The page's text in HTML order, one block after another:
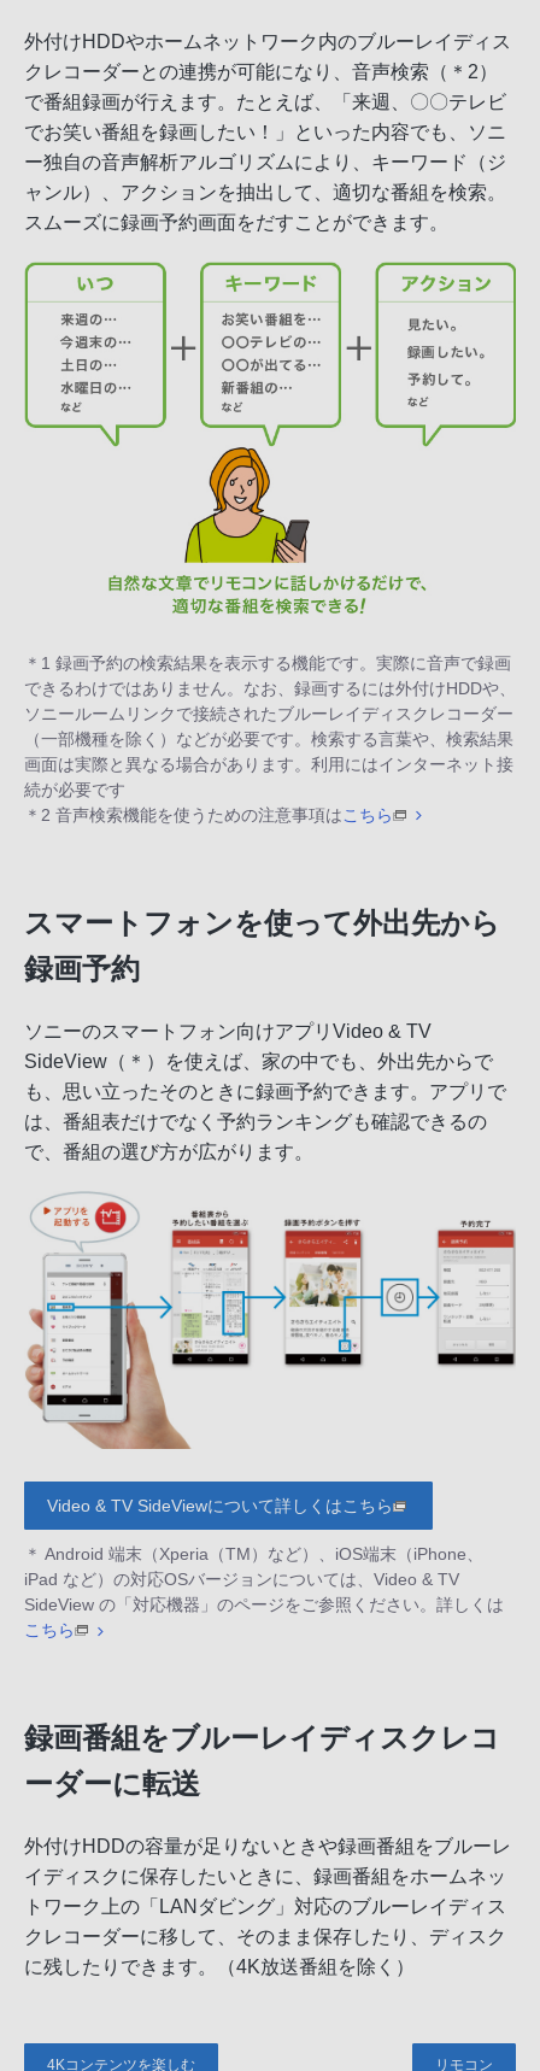
外付けHDDやホームネットワーク内のブルーレイディス
クレコーダーとの連携が可能になり、音声検索（＊2）
で番組録画が行えます。たとえば、「来週、〇〇テレビ
でお笑い番組を録画したい！」といった内容でも、ソニ
ー独自の音声解析アルゴリズムにより、キーワード（ジ
ャンル）、アクションを抽出して、適切な番組を検索。
スムーズに録画予約画面をだすことができます。
＊1 録画予約の検索結果を表示する機能です。実際に音声で録画
できるわけではありません。なお、録画するには外付けHDDや、
ソニールームリンクで接続されたブルーレイディスクレコーダー
（一部機種を除く）などが必要です。検索する言葉や、検索結果
画面は実際と異なる場合があります。利用にはインターネット接
続が必要です
＊2 音声検索機能を使うための注意事項は こちら
スマートフォンを使って外出先から
録画予約
ソニーのスマートフォン向けアプリVideo & TV
SideView（＊）を使えば、家の中でも、外出先からで
も、思い立ったそのときに録画予約できます。アプリで
は、番組表だけでなく予約ランキングも確認できるの
で、番組の選び方が広がります。
Video & TV SideViewについて詳しくはこちら
＊ Android 端末（Xperia（TM）など）、iOS端末（iPhone、
iPad など）の対応OSバージョンについては、Video & TV
SideView の「対応機器」のページをご参照ください。詳しくは
こちら
録画番組をブルーレイディスクレコ
ーダーに転送
外付けHDDの容量が足りないときや録画番組をブルーレ
イディスクに保存したいときに、録画番組をホームネッ
トワーク上の「LANダビング」対応のブルーレイディス
クレコーダーに移して、そのまま保存したり、ディスク
に残したりできます。（4K放送番組を除く）
4Kコンテンツを楽しむ リモコン